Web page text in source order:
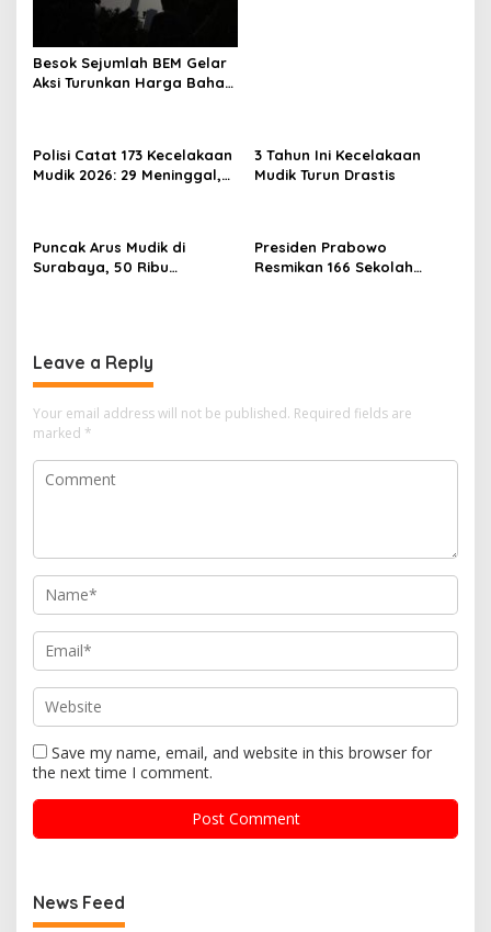
Besok Sejumlah BEM Gelar
Aksi Turunkan Harga Bahan
Polisi Catat 173 Kecelakaan
Mudik 2026: 29 Meninggal,
3 Tahun Ini Kecelakaan
Mudik Turun Drastis
Puncak Arus Mudik di
Surabaya, 50 Ribu
Presiden Prabowo
Resmikan 166 Sekolah
Leave a Reply
Your email address will not be published. Required fields are
marked *
Save my name, email, and website in this browser for
the next time I comment.
News Feed